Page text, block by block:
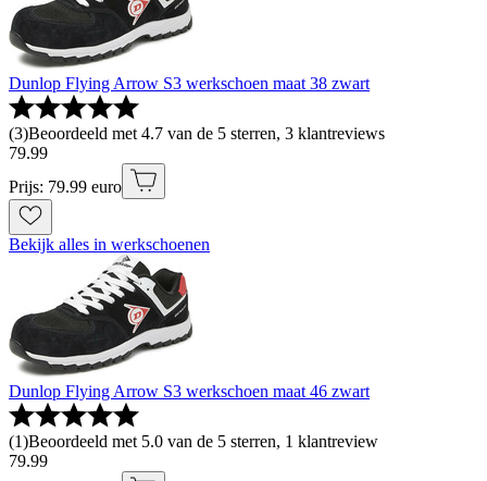
Dunlop Flying Arrow S3 werkschoen maat 38 zwart
(3)Beoordeeld met 4.7 van de 5 sterren, 3 klantreviews
79.99
Prijs: 79.99 euro
Bekijk alles in werkschoenen
Dunlop Flying Arrow S3 werkschoen maat 46 zwart
(1)Beoordeeld met 5.0 van de 5 sterren, 1 klantreview
79.99